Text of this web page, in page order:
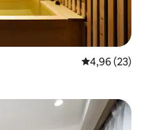
Средна
4,96 (23)